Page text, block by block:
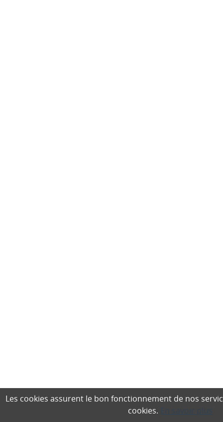
Les cookies assurent le bon fonctionnement de nos
cookies.